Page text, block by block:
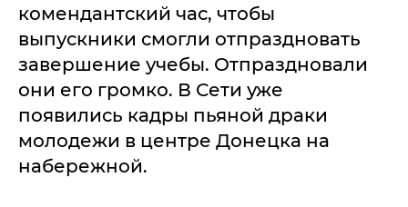
комендантский час, чтобы
выпускники смогли отпраздновать
завершение учебы. Отпраздновали
они его громко. В Сети уже
появились кадры пьяной драки
молодежи в центре Донецка на
набережной.